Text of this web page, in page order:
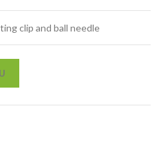
clip and ball needle